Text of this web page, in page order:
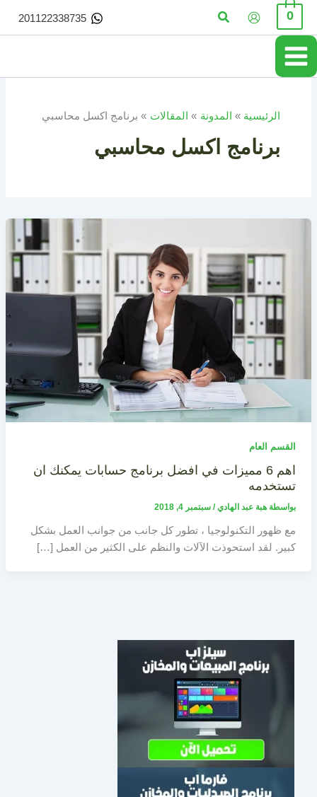
تخطي
المحتوى
0 البحث 201122338735
الرئيسية المدونة المقالات برنامج اكسل محاسبي
برنامج اكسل محاسبي
القسم العام
اهم 6 مميزات في افضل برنامج حسابات يمكنك ان
تستخدمه
بواسطة هبة عبد الهادي/ سبتمبر 4, 2018
مع ظهور التكنولوجيا ، تطور كل جانب من جوانب العمل بشكل
كبير. لقد استحوذت الآلات والنظم على الكثير من العمل […]